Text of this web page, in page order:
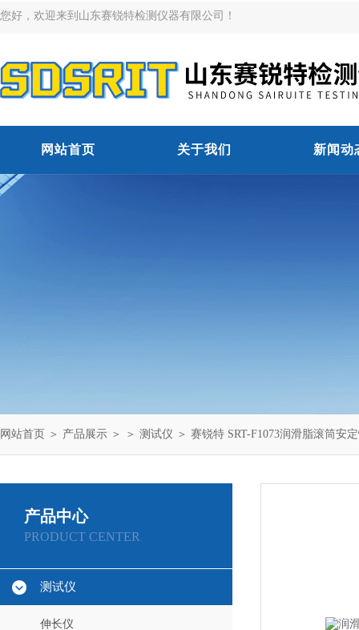
您好，欢迎来到山东赛锐特检测仪器有限公司！
网站首页 关于我们 新闻动
网站首页 ＞ 产品展示 ＞ ＞ 测试仪 ＞ 赛锐特 SRT-F1073润滑脂滚筒安
产品中心
PRODUCT CENTER
测试仪
伸长仪